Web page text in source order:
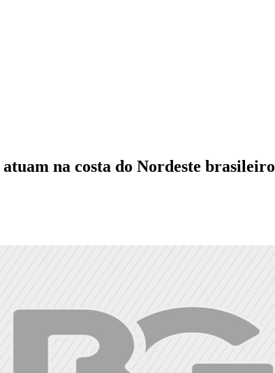
na costa do Nordeste